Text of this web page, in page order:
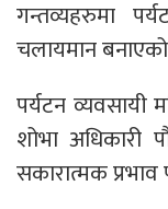
गन्तव्यहरुमा
चलायमान
पर्यटन व्यवसायी
शोभा अधिकारी
सकारात्मक प्रभाव